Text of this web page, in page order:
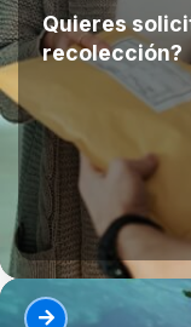
Quieres
recolección?